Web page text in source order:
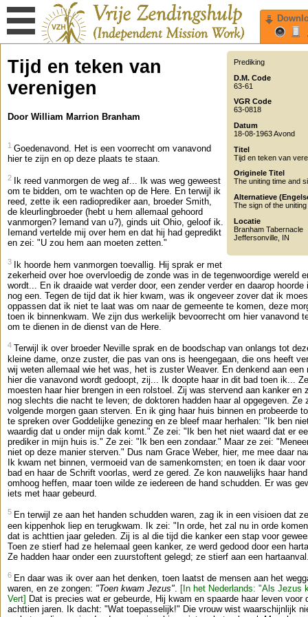
Prediking
D.M. Code
63-61
VGR Code
63-0818
Datum
18-08-1963 Avond
Titel
Tijd en teken van
Originele Titel
The uniting time and
Alternatieve
The sign of the uniting
Locatie
Branham Tabernacle
Jeffersonville IN
Tijd en teken van
verenigen
Door William Marrion Branham
1 Goedenavond. Het is een voorrecht om vanavond
hier te zijn en op deze plaats te staan.
2
Ik reed vanmorgen de weg af... Ik was weg geweest
om te bidden, om te wachten op de Here. En terwijl ik
reed, zette ik een radioprediker aan, broeder Smith,
de kleurlingbroeder (hebt u hem allemaal gehoord
vanmorgen? Iemand van u?), ginds uit Ohio, geloof ik.
Iemand vertelde mij over hem en dat hij had gepredikt
en zei: "U zou hem aan moeten zetten."
3
Ik hoorde hem vanmorgen toevallig. Hij sprak er met
zekerheid over hoe overvloedig de zonde was in de tegenwoordige wereld
wordt... En ik draaide wat verder door, een zender verder en daarop hoorde
nog een. Tegen de tijd dat ik hier kwam, was ik ongeveer zover dat ik
oppassen dat ik niet te laat was om naar de gemeente te komen, deze
toen ik binnenkwam. We zijn dus werkelijk bevoorrecht om hier vanavond
om te dienen in de dienst van de Here.
4
Terwijl ik over broeder Neville sprak en de boodschap van onlangs tot
kleine dame, onze zuster, die pas van ons is heengegaan, die ons heeft
wij weten allemaal wie het was, het is zuster Weaver. En denkend aan een
hier die vanavond wordt gedoopt, zij... Ik doopte haar in dit bad toen ik... Ze
moesten haar hier brengen in een rolstoel. Zij was stervend aan kanker en
nog slechts die nacht te leven; de doktoren hadden haar al opgegeven. Ze
volgende morgen gaan sterven. En ik ging haar huis binnen en probeerde
te spreken over Goddelijke genezing en ze bleef maar herhalen: "Ik ben
waardig dat u onder mijn dak komt." Ze zei: "Ik ben het niet waard dat er
prediker in mijn huis is." Ze zei: "Ik ben een zondaar." Maar ze zei:
niet op deze manier sterven." Dus nam Grace Weber, hier, me mee daar
Ik kwam net binnen, vermoeid van de samenkomsten; en toen ik daar voor
bad en haar de Schrift voorlas, werd ze gered. Ze kon nauwelijks haar hand
omhoog heffen, maar toen wilde ze iedereen de hand schudden. Er was
iets met haar gebeurd.
5 En terwijl ze aan het handen schudden waren, zag ik in een visioen dat
een kippenhok liep en terugkwam. Ik zei: "In orde, het zal nu in orde
dat is achttien jaar geleden. Zij is al die tijd die kanker een stap voor
Toen ze stierf had ze helemaal geen kanker, ze werd gedood door een
Ze hadden haar onder een zuurstoftent gelegd; ze stierf aan een
6 En daar was ik over aan het denken, toen laatst de mensen aan het
waren, en ze zongen: "Toen kwam Jezus". [In het Nederlands: "Als Jezus
Vert] Dat is precies wat er gebeurde, Hij kwam en spaarde haar leven voor
achttien jaren. Ik dacht: "Wat toepasselijk!" Die vrouw wist waarschijnlijk